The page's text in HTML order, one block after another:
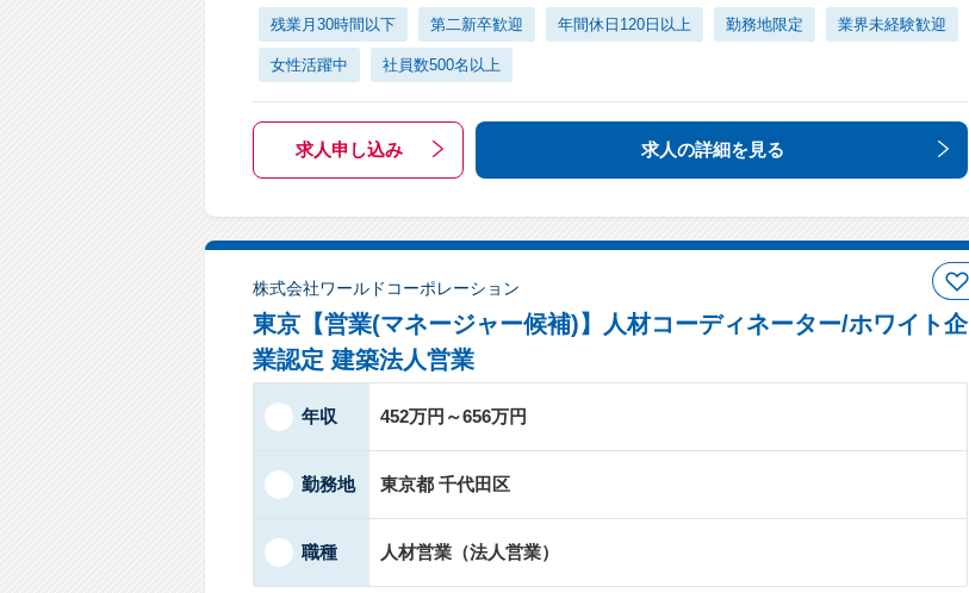
残業月30時間以下 第二新卒歓迎 年間休日120日以上 勤務地限定 業界未経験歓迎
女性活躍中 社員数500名以上
求人申し込み 求人の詳細を見る
株式会社ワールドコーポレーション
東京【営業(マネージャー候補)】人材コーディネーター/ホワイト企
業認定 建築法人営業
年収 452万円～656万円
勤務地 東京都 千代田区
職種 人材営業（法人営業）